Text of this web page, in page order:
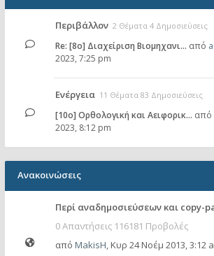
Περιβάλλον 2 Θέματα 4 Δημοσιεύσεις
Re: [8ο] Διαχείριση Βιομηχανι… από
2023, 7:25 pm
Ενέργεια 11 Θέματα 83 Δημοσιεύσεις
[10o] Ορθολογική και Αειφορικ… από
2023, 8:12 pm
Ανακοινώσεις
Περί αναδημοσιεύσεων και copy-
0 Απαντήσεις 116181 Προβολές
από MakisH, Κυρ 24 Νοέμ 2013, 3:12